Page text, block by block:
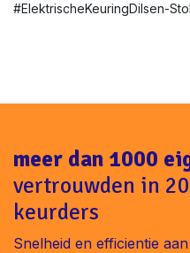
#ElektrischeKeuringDilsen-
meer dan 1000
vertrouwden in
keurders
Snelheid en efficientie